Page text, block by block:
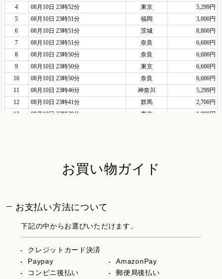
お買い物ガイド
お支払い方法について
下記の中からお選びいただけます。
クレジットカード決済
Paypay
AmazonPay
コンビニ後払い
郵便局後払い